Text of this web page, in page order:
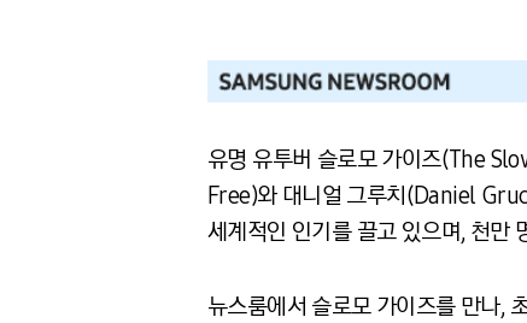
유명 유투버 슬로모 가이즈(The
Free)와 대니얼 그루치(Daniel
세계적인 인기를 끌고 있으며, 천만
뉴스룸에서 슬로모 가이즈를 만나,